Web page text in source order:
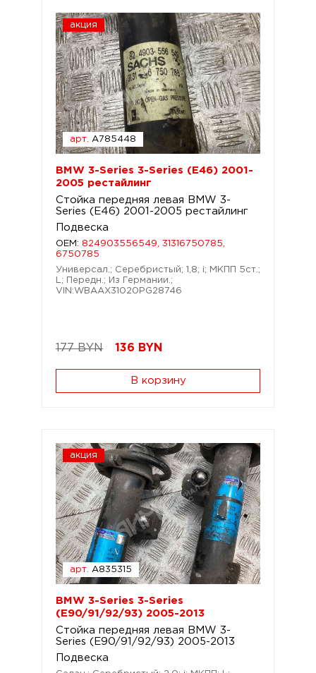
акция
арт. A785448
BMW 3-Series 3-Series (E46) 2001-
2005 рестайлинг
Стойка передняя левая BMW 3-
Series (E46) 2001-2005 рестайлинг
Подвеска
OEM: 824903556549, 31316750785,
6750785
Универсал.; Серебристый; 1,8; i; МКПП 5ст.;
L; Передн.; Из Германии.;
VIN:WBAAX31020PG28746
177 BYN 136 BYN
В корзину
акция
арт. A835315
BMW 3-Series 3-Series
(E90/91/92/93) 2005-2013
Стойка передняя левая BMW 3-
Series (E90/91/92/93) 2005-2013
Подвеска